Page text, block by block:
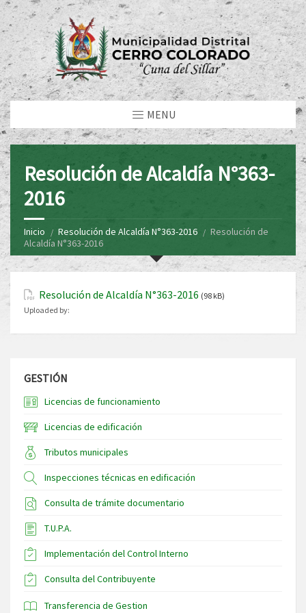
MENU
Resolución de Alcaldía N°363-
2016
Inicio Resolución de Alcaldía N°363-2016
Resolución de
Alcaldía N°363-2016
Resolución de Alcaldía N°363-2016 (98 kB)
Uploaded by:
GESTIÓN
Licencias de funcionamiento
Licencias de edificación
Tributos municipales
Inspecciones técnicas en edificación
Consulta de trámite documentario
T.U.P.A.
Implementación del Control Interno
Consulta del Contribuyente
Transferencia de Gestion